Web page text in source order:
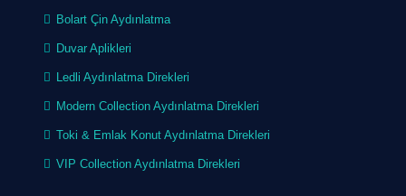
Bolart Çin Aydınlatma
Duvar Aplikleri
Ledli Aydınlatma Direkleri
Modern Collection Aydınlatma Direkleri
Toki & Emlak Konut Aydınlatma Direkleri
VIP Collection Aydınlatma Direkleri